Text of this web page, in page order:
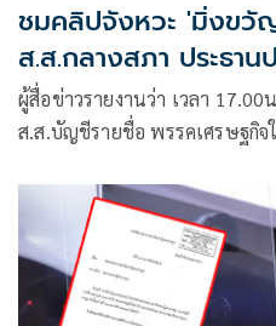
ชมคลิปจังหวะ 'มิ่งขวั
ส.ส.กลางสภา ประธา
ผู้สื่อข่าวรายงานว่า เวลา
ส.ส.บัญชีรายชื่อ พรรคเศรษฐกิจ